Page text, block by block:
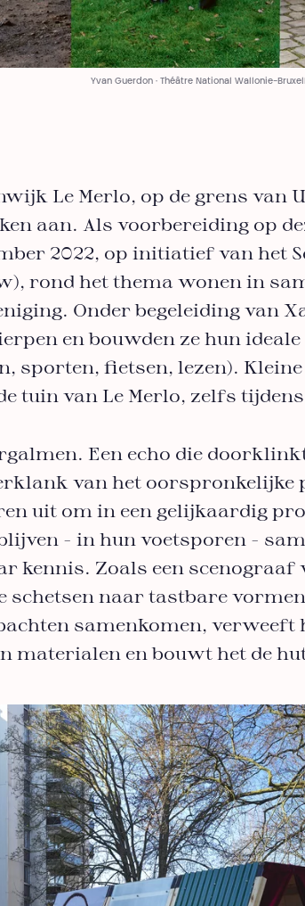
Yvan Guerdon · Théâtre National Wallonie-
Le Merlo, op de grens van
aan. Als voorbereiding op
2022, op initiatief van het
rond het thema wonen in
Onder begeleiding van
en bouwden ze hun
sporten, fietsen, lezen).
tuin van Le Merlo, zelfs
Een echo die
van het oorspronkelijke
uit om in een gelijkaardig
- in hun voetsporen -
kennis. Zoals een
schetsen naar tastbare
samenkomen, verweeft
materialen en bouwt het de